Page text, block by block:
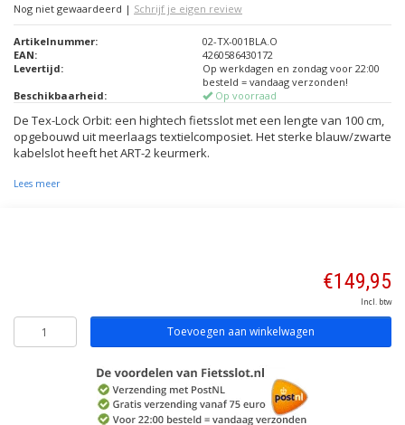
Nog niet gewaardeerd | Schrijf je eigen review
Artikelnummer:
02-TX-001BLA.O
EAN:
4260586430172
Levertijd:
Op werkdagen en zondag voor 22:00
besteld = vandaag verzonden!
Beschikbaarheid:
Op voorraad
De Tex-Lock Orbit: een hightech fietsslot met een lengte van 100 cm,
opgebouwd uit meerlaags textielcomposiet. Het sterke blauw/zwarte
kabelslot heeft het ART-2 keurmerk.
Lees meer
€149,95
Incl. btw
Toevoegen aan winkelwagen